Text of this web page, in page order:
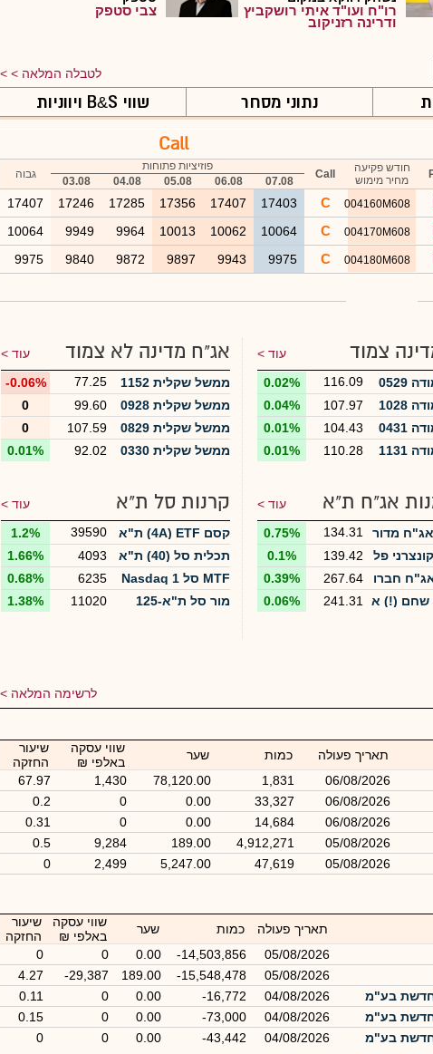
שנחש...
רו"ח ועו"ד איתי רושקביץ
ודרינה רזניקוב
צבי סטפק
לטבלה המלאה >
נתוני מסחר שווי B &S ויווניות
חודש פקיעה
מחיר מימוש
004160M608
004170M608
004180M608
Call
Call
פוזיציות פתוחות
גבוה
07.08
06.08
05.08
04.08
03.08
C
17407
17356
17285
17246
17407
C
10062
10013
9964
9949
10064
C
9943
9897
9872
9840
9975
צמוד
עוד >
116.09
0.02%
107.97
0.04%
104.43
0.01%
110.28
0.01%
אג"ח ת"א
עוד >
מדור
134.31
0.75%
פל
139.42
0.1%
חברו
267.64
0.39%
שחם (!) א
241.31
0.06%
אג"ח מדינה לא צמוד
עוד >
ממשל שקלית 1152
77.25
-0.06%
ממשל שקלית 0928
99.60
0
ממשל שקלית 0829
107.59
0
ממשל שקלית 0330
92.02
0.01%
קרנות סל ת"א
עוד >
קסם 4A) ETF) ת"א
125
39590
1.2%
תכלית סל (40) ת"א
35
4093
1.66%
MTF סל Nasdaq 1
00
6235
0.68%
מור סל ת"א-125
11020
1.38%
לרשימה המלאה
תאריך פעולה כמות שער
שווי עסקה
באלפי ₪
שיעור
החזקה
06/08/2026
1,831
78,120.00
1,430
67.97
06/08/2026
33,327
0.00
0
0.2
06/08/2026
14,684
0.00
0
0.31
05/08/2026
4,912,271
189.00
9,284
0.5
05/08/2026
47,619
5,247.00
2,499
0
תאריך פעולה כמות שער
שווי עסקה
באלפי ₪
שיעור
החזקה
05/08/2026
-14,503,856
0.00
0
0
05/08/2026
-15,548,478
189.00
-29,387
4.27
בע"מ 04/08/2026
-16,772
0.00
0
0.11
בע"מ 04/08/2026
-73,000
0.00
0
0.15
בע"מ 04/08/2026
-43,442
0.00
0
0